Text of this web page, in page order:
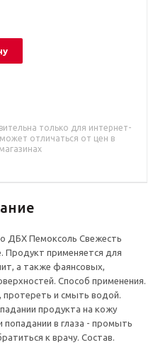
только для интернет-
отличаться от цен в
ДБХ Пемоксоль Свежесть
Продукт применяется для
а также фаянсовых,
Способ применения.
протереть и смыть водой.
продукта на кожу
в глаза - промыть
к врачу. Состав.